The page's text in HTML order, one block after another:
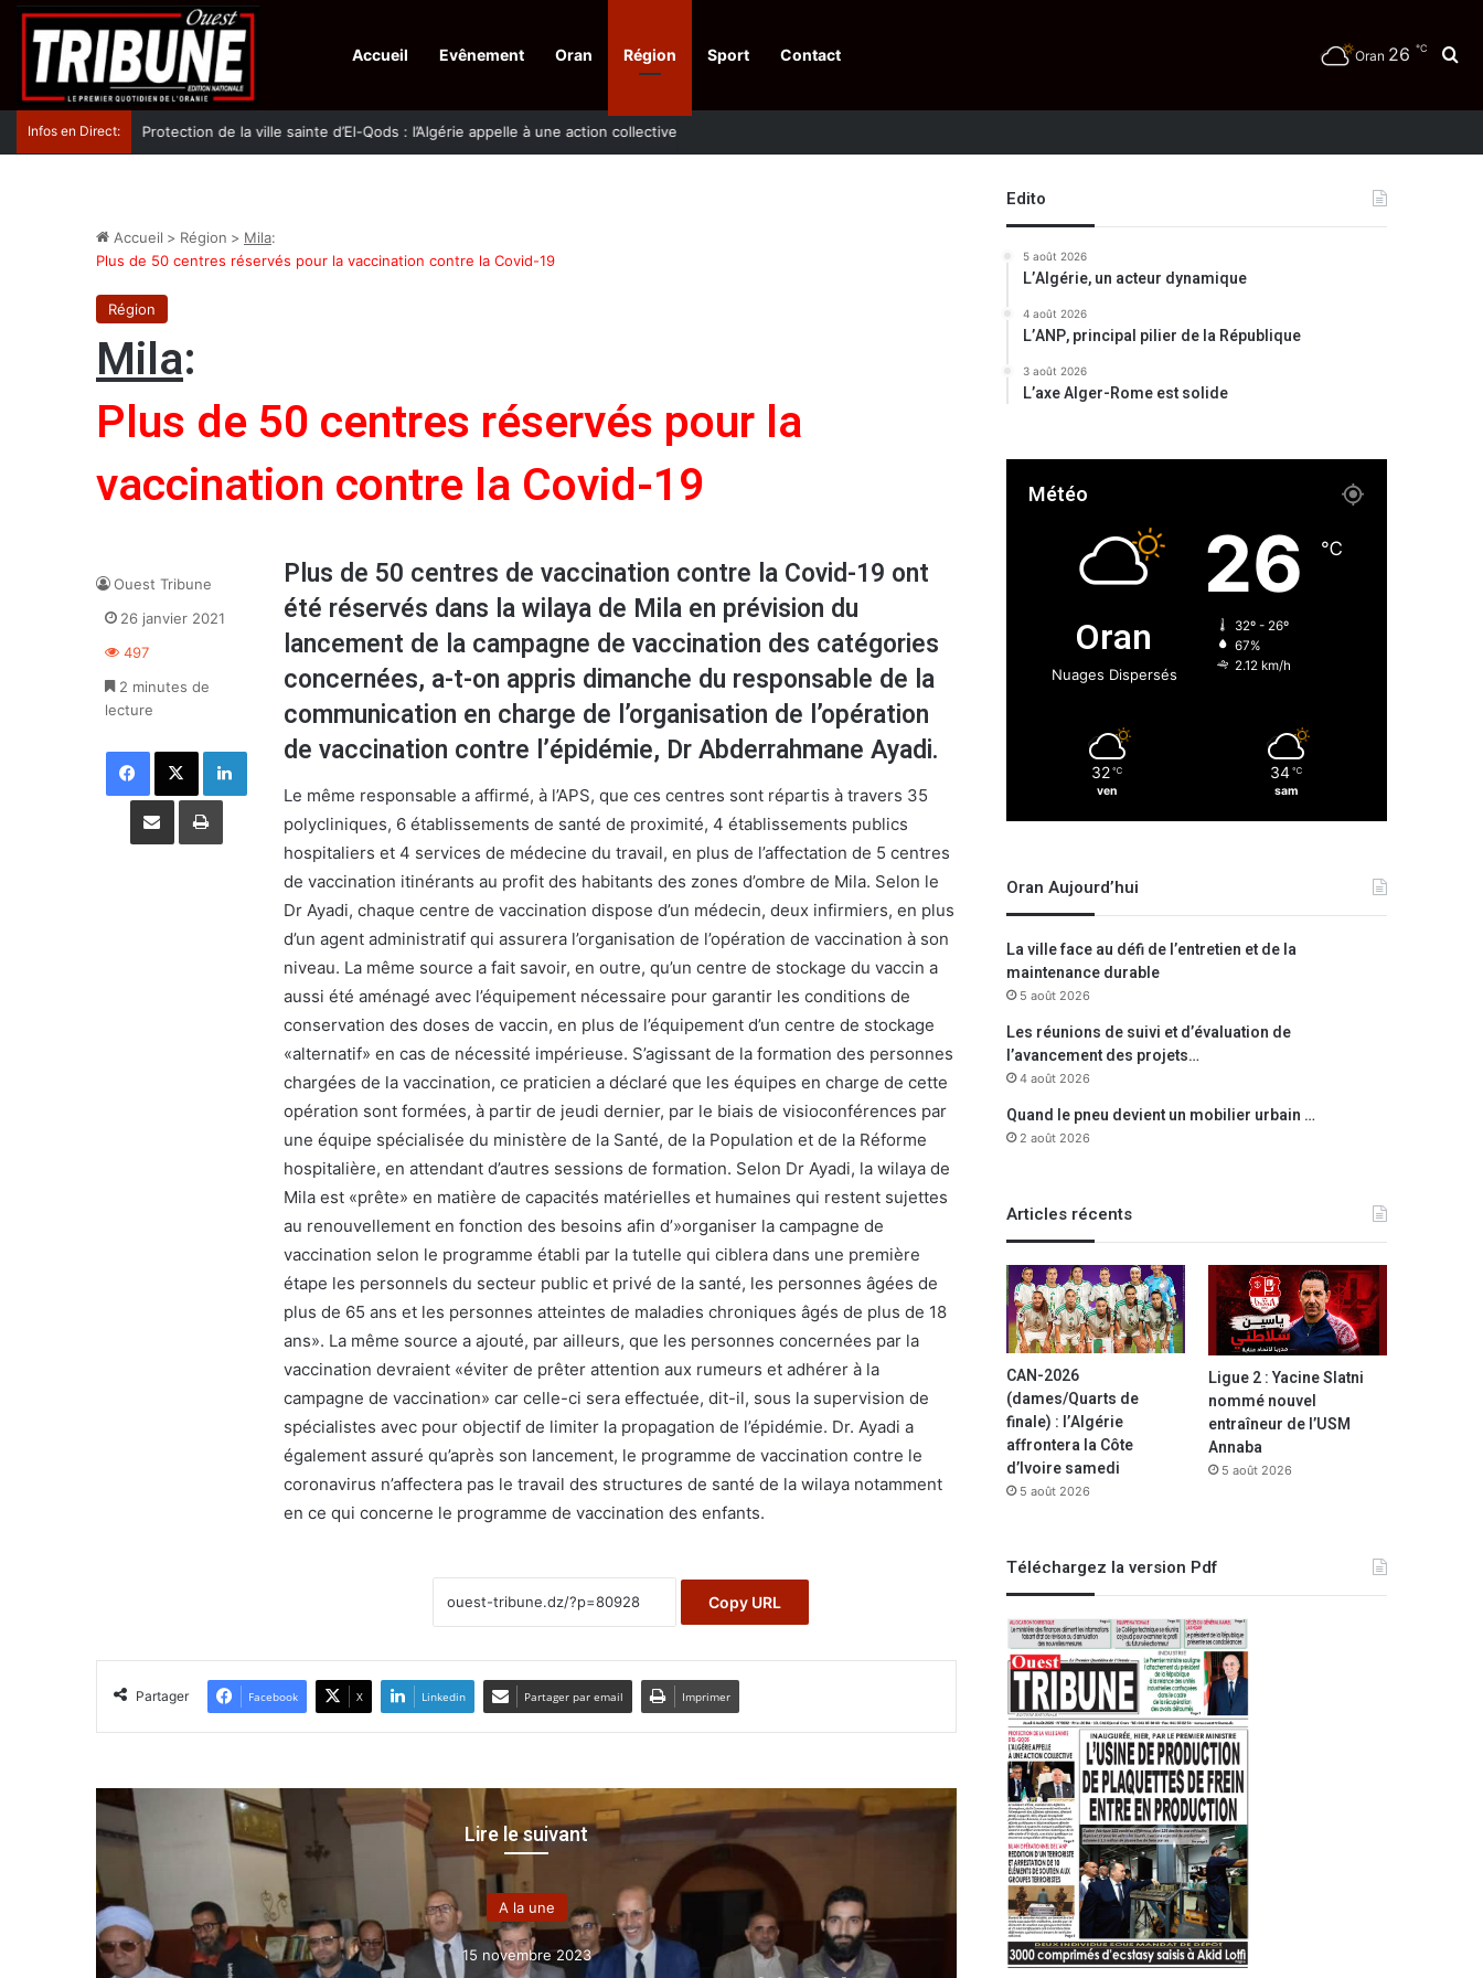
Accueil Evênement Oran Région Sport Contact Oran 26 ℃
Infos en Direct: Protection de la ville sainte d’El-Qods : l’Algérie appelle à une action collective
Accueil > Région > Mila:
Plus de 50 centres réservés pour la vaccination contre la Covid-19
Région
Mila:
Plus de 50 centres réservés pour la
vaccination contre la Covid-19
Plus de 50 centres de vaccination contre la Covid-19 ont
été réservés dans la wilaya de Mila en prévision du
lancement de la campagne de vaccination des catégories
concernées, a-t-on appris dimanche du responsable de la
communication en charge de l’organisation de l’opération
de vaccination contre l’épidémie, Dr Abderrahmane Ayadi.
Le même responsable a affirmé, à l’APS, que ces centres sont répartis à travers 35
polycliniques, 6 établissements de santé de proximité, 4 établissements publics
hospitaliers et 4 services de médecine du travail, en plus de l’affectation de 5 centres
de vaccination itinérants au profit des habitants des zones d’ombre de Mila. Selon le
Dr Ayadi, chaque centre de vaccination dispose d’un médecin, deux infirmiers, en plus
d’un agent administratif qui assurera l’organisation de l’opération de vaccination à son
niveau. La même source a fait savoir, en outre, qu’un centre de stockage du vaccin a
aussi été aménagé avec l’équipement nécessaire pour garantir les conditions de
conservation des doses de vaccin, en plus de l’équipement d’un centre de stockage
«alternatif» en cas de nécessité impérieuse. S’agissant de la formation des personnes
chargées de la vaccination, ce praticien a déclaré que les équipes en charge de cette
opération sont formées, à partir de jeudi dernier, par le biais de visioconférences par
une équipe spécialisée du ministère de la Santé, de la Population et de la Réforme
hospitalière, en attendant d’autres sessions de formation. Selon Dr Ayadi, la wilaya de
Mila est «prête» en matière de capacités matérielles et humaines qui restent sujettes
au renouvellement en fonction des besoins afin d’»organiser la campagne de
vaccination selon le programme établi par la tutelle qui ciblera dans une première
étape les personnels du secteur public et privé de la santé, les personnes âgées de
plus de 65 ans et les personnes atteintes de maladies chroniques âgés de plus de 18
ans». La même source a ajouté, par ailleurs, que les personnes concernées par la
vaccination devraient «éviter de prêter attention aux rumeurs et adhérer à la
campagne de vaccination» car celle-ci sera effectuée, dit-il, sous la supervision de
spécialistes avec pour objectif de limiter la propagation de l’épidémie. Dr. Ayadi a
également assuré qu’après son lancement, le programme de vaccination contre le
coronavirus n’affectera pas le travail des structures de santé de la wilaya notamment
en ce qui concerne le programme de vaccination des enfants.
Copy URL
Ouest Tribune
26 janvier 2021
497
2 minutes de
lecture
Facebook X Linkedin
Partager par email Imprimer
Partager Facebook X Linkedin Partager par email Imprimer
Lire le suivant
Région
7 août 2024
Edito
5 août 2026
L’Algérie, un acteur dynamique
4 août 2026
L’ANP, principal pilier de la République
3 août 2026
L’axe Alger-Rome est solide
Météo
Oran
Nuages Dispersés
26 ℃
32º - 26º
67%
2.12 km/h
32 ℃
ven
34 ℃
sam
Oran Aujourd’hui
La ville face au défi de l’entretien et de la
maintenance durable
5 août 2026
Les réunions de suivi et d’évaluation de
l’avancement des projets…
4 août 2026
Quand le pneu devient un mobilier urbain …
2 août 2026
Articles récents
CAN-2026
(dames/Quarts de
finale) : l’Algérie
affrontera la Côte
d’Ivoire samedi
5 août 2026
Ligue 2 : Yacine Slatni
nommé nouvel
entraîneur de l’USM
Annaba
5 août 2026
Téléchargez la version Pdf